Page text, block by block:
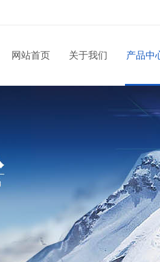
网站首页 关于我们 产品中